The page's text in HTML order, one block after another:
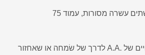
עשרה מסורות, עמוד 75
או שיהפוך אורח החיים של .A.A לדרך של שׂמחה או שאחזור